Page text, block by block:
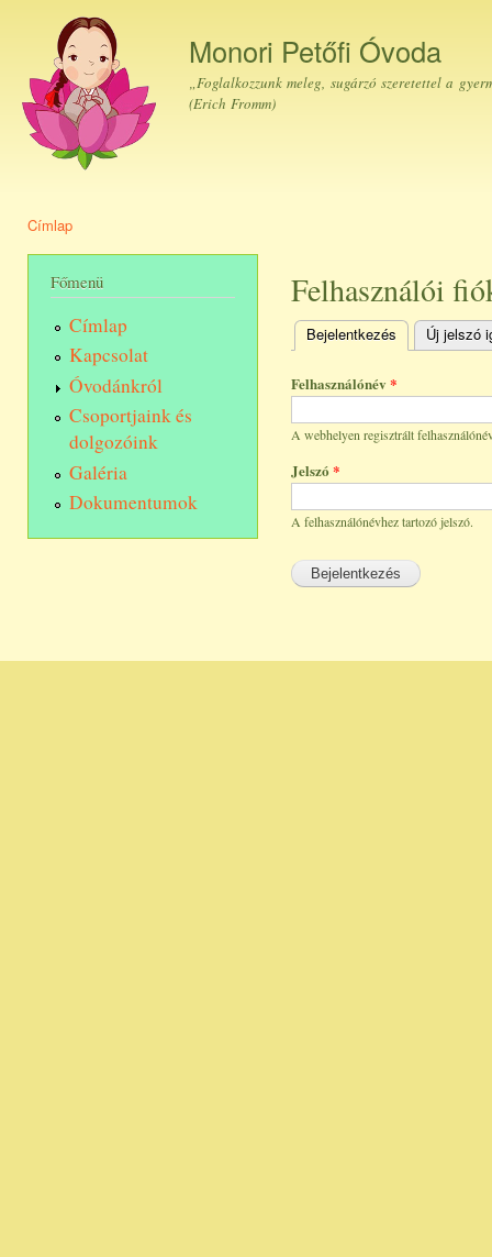
Monori Petőfi Óvoda
„Foglalkozzunk meleg, sugárzó szeretettel a
(Erich Fromm)
Címlap
Főmenü
Címlap
Kapcsolat
Óvodánkról
Csoportjaink és
dolgozóink
Galéria
Dokumentumok
Felhasználói
Elsődleges fülek
Bejelentkezés (aktív fül)
Új jelszó
Felhasználónév *
A webhelyen regisztrált
Jelszó *
A felhasználónévhez tartozó jelszó.